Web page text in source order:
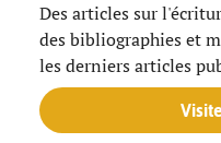
Des articles sur
des bibliographies et
les derniers articles